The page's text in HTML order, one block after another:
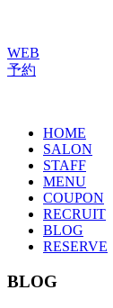
WEB
予約
HOME
SALON
STAFF
MENU
COUPON
RECRUIT
BLOG
RESERVE
BLOG